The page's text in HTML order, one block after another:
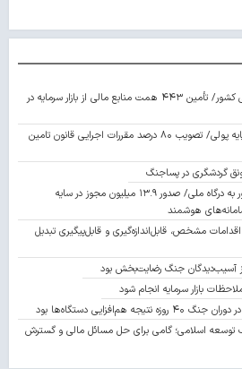
در مسیر تغییر ساختار تأمین مالی کشور/ تأمین ۴۴۳ همت منابع مالی از بازار سرمایه در
تأمین مالی تولید بدون فشار بر پایه پولی/ تصویب ۸۰ درصد مقررات اجرایی قانون تامین
گردشگری در پساجنگ
اتصال ۹۷ درصدی مجوزهای کشور به درگاه ملی/ صدور ۱۳.۹ میلیون مجوز در سایه
اقدامات مشخص، قابل‌اندازه‌گیری و قابل‌پیگیری تبدیل
آسیب‌دیدگان جنگ رضایت‌بخش بود
بازار سرمایه انجام شود
توسعه اسلامی؛ گامی برای حل مسائل مالی و گسترش